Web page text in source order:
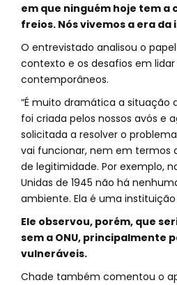
em que ninguém hoje tem a
freios. Nós vivemos a era
O entrevistado analisou o papel
contexto e os desafios em
contemporâneos.
“É muito dramática a situação
foi criada pelos nossos avós e
solicitada a resolver o
vai funcionar, nem em termos
de legitimidade. Por exemplo,
Unidas de 1945 não há
ambiente. Ela é uma instituição
Ele observou, porém, que
sem a ONU, principalmente
vulneráveis.
Chade também comentou o